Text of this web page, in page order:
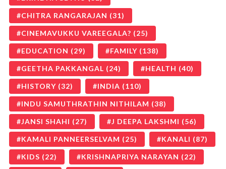
CHITRA RANGARAJAN (31)
CINEMAVUKKU VAREEGALA? (25)
EDUCATION (29) FAMILY (138)
GEETHA PAKKANGAL (24) HEALTH (40)
HISTORY (32) INDIA (110)
INDU SAMUTHRATHIN NITHILAM (38)
JANSI SHAHI (27) J DEEPA LAKSHMI (56)
KAMALI PANNEERSELVAM (25) KANALI (87)
KIDS (22) KRISHNAPRIYA NARAYAN (22)